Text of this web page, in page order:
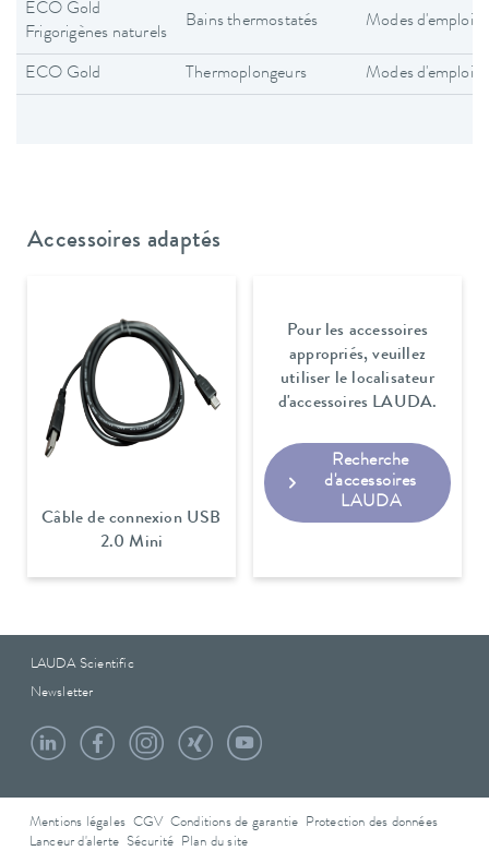
ECO Gold
Frigorigènes naturels
Bains thermostatés Modes d'emploi
ECO Gold Thermoplongeurs Modes d'emploi
Accessoires adaptés
Câble de connexion USB
2.0 Mini
Pour les accessoires
appropriés, veuillez
utiliser le localisateur
d'accessoires LAUDA.
Recherche
d'accessoires
LAUDA
LAUDA Scientific
Newsletter
Mentions légales CGV Conditions de garantie
Protection des données
Lanceur d'alerte Sécurité Plan du site